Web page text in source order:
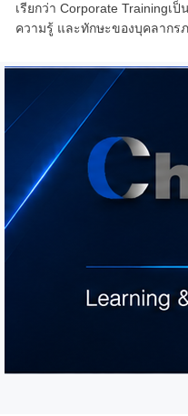
เรียกว่า Corporate Training
ความรู้ และทักษะของบุคลากร